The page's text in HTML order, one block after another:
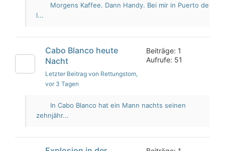
Morgens Kaffee. Dann Handy. Bei mir in Puerto de
l...
Cabo Blanco heute
Nacht
Letzter Beitrag von Rettungstom,
vor 3 Tagen
Beiträge: 1
Aufrufe: 51
In Cabo Blanco hat ein Mann nachts seinen
zehnjähr...